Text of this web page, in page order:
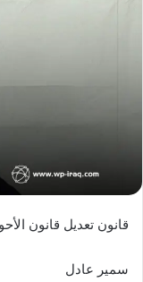
قانون تعديل قانون
سمير عادل